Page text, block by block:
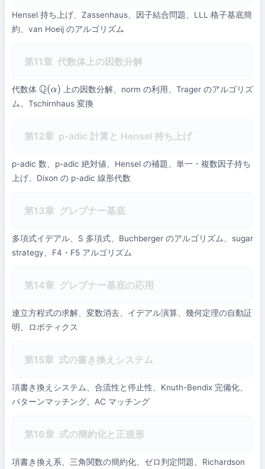
Hensel 持ち上げ、Zassenhaus、因子結合問題、LLL 格子基底簡
約、van Hoeij のアルゴリズム
第11章 代数体上の因数分解
代数体 Q(α)
上の因数分解、norm の利用、Trager のアルゴリズ
ム、Tschirnhaus 変換
第12章 p-adic 計算と Hensel 持ち上げ
p-adic 数、p-adic 絶対値、Hensel の補題、単一・複数因子持ち
上げ、Dixon の p-adic 線形代数
第13章 グレブナー基底
多項式イデアル、S 多項式、Buchberger のアルゴリズム、sugar
strategy、F4・F5 アルゴリズム
第14章 グレブナー基底の応用
連立方程式の求解、変数消去、イデアル演算、幾何定理の自動証
明、ロボティクス
第15章 式の書き換えシステム
項書き換えシステム、合流性と停止性、Knuth-Bendix 完備化、
パターンマッチング、AC マッチング
第16章 式の簡約化と正規形
項書き換え系、三角関数の簡約化、ゼロ判定問題、Richardson